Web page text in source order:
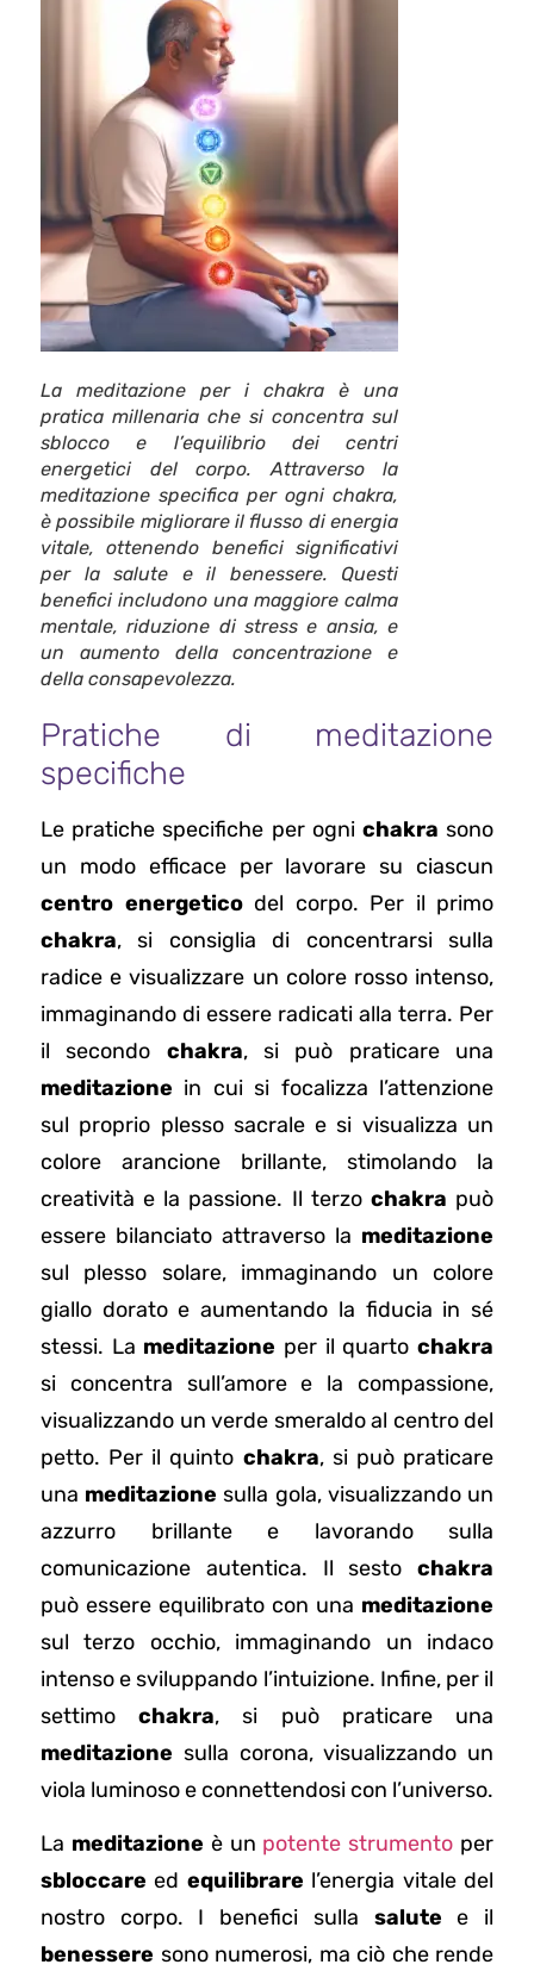
La meditazione per i chakra è una
pratica millenaria che si concentra sul
sblocco e l’equilibrio dei centri
energetici del corpo. Attraverso la
meditazione specifica per ogni chakra,
è possibile migliorare il flusso di energia
vitale, ottenendo benefici significativi
per la salute e il benessere. Questi
benefici includono una maggiore calma
mentale, riduzione di stress e ansia, e
un aumento della concentrazione e
della consapevolezza.
Pratiche di meditazione
specifiche
Le pratiche specifiche per ogni chakra sono
un modo efficace per lavorare su ciascun
centro energeticodel corpo. Per il primo
chakra, si consiglia di concentrarsi sulla
radice e visualizzare un colore rosso intenso,
immaginando di essere radicati alla terra. Per
il secondo chakra, si può praticare una
meditazione in cui si focalizza l’attenzione
sul proprio plesso sacrale e si visualizza un
colore arancione brillante, stimolando la
creatività e la passione. Il terzo chakra può
essere bilanciato attraverso la meditazione
sul plesso solare, immaginando un colore
giallo dorato e aumentando la fiducia in sé
stessi. La meditazione per il quartochakra
si concentra sull’amore e la compassione,
visualizzando un verde smeraldo al centro del
petto. Per il quinto chakra, si può praticare
una meditazione sulla gola, visualizzando un
azzurro brillante e lavorando sulla
comunicazione autentica. Il sesto chakra
può essere equilibrato con una meditazione
sul terzo occhio, immaginando un indaco
intenso e sviluppando l’intuizione. Infine, per il
settimochakra, si può praticare una
meditazione sulla corona, visualizzando un
viola luminoso e connettendosi con l’universo.
La meditazione è un potente strumento per
sbloccare ed equilibrare l’energia vitale del
nostro corpo. I benefici sulla salute e il
benessere sono numerosi, ma ciò che rende